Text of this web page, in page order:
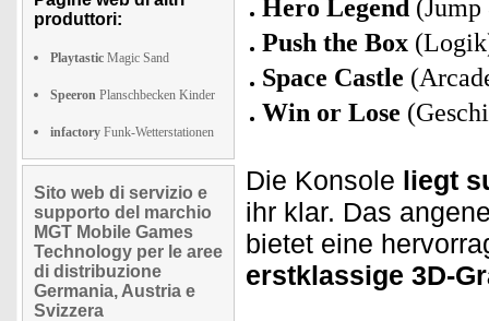
produttori:
Playtastic Magic Sand
Speeron Planschbecken Kinder
infactory Funk-Wetterstationen
Sito web di servizio e
supporto del marchio
MGT Mobile Games
Technology per le aree
di distribuzione
Germania, Austria e
Svizzera
Hero Legend
Push the Box
Space Castle
Win or Lose
Die Konsole liegt
ihr klar. Das
bietet eine
erstklassige 3D-